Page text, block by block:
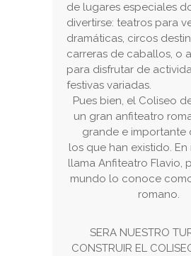
de lugares especiales
divertirse: teatros para
dramáticas, circos
carreras de caballos, o
para disfrutar de
festivas variadas.
Pues bien, el Coliseo
un gran anfiteatro
grande e importante
los que han existido. En
llama Anfiteatro Flavio,
mundo lo conoce
romano.
SERA NUESTRO
CONSTRUIR EL